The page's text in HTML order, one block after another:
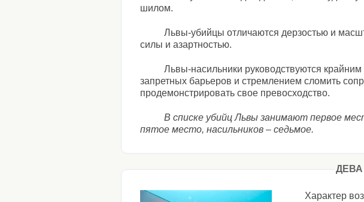
шилом.
Львы-убийцы отличаются дерзостью и
силы и азартностью.
Львы-насильники руководствуются
запретных барьеров и стремлением сломить
продемонстрировать свое превосходство.
В списке убийц Львы занимают первое
пятое место, насильников – седьмое.
ДЕВА
Характер